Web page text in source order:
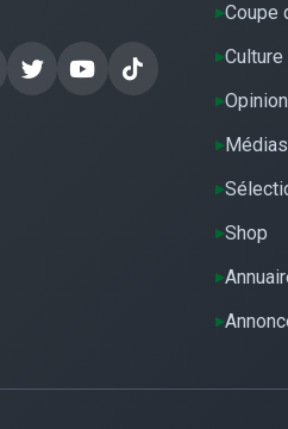
Coupe
Culture
Opinion
Médias
Shop